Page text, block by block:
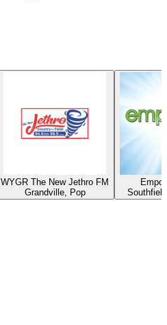
WYGR The New Jethro FM
Grandville, Pop